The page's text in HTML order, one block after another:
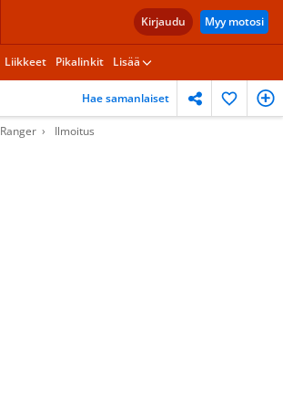
Kirjaudu Myy motosi
Liikkeet Pikalinkit Lisää
Hae samanlaiset
Ranger Ilmoitus